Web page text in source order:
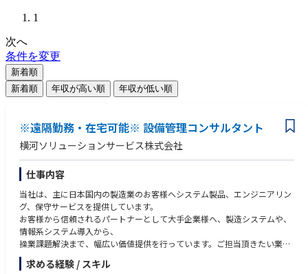
1
次へ
条件を変更
新着順
新着順
年収が高い順 年収が低い順
※遠隔勤務・在宅可能※ 設備管理コンサルタント
横河ソリューションサービス株式会社
仕事内容
当社は、主に日本国内の製造業のお客様へシステム製品、エンジニアリン
グ、保守サービスを提供しています。
お客様から信頼されるパートナーとして大手企業様へ、製造システムや、
情報系システム導入から、
操業課題解決まで、幅広い価値提供を行っています。ご担当頂きたい業務
内容は以下の通りです。
求める経験 / スキル